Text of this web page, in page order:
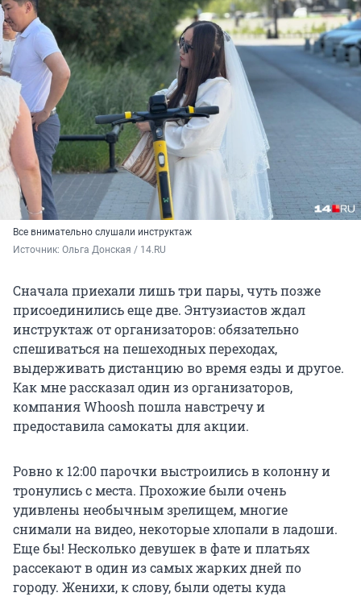
Все внимательно слушали инструктаж
Источник: Ольга Донская / 14.RU
Сначала приехали лишь три пары, чуть позже
присоединились еще две. Энтузиастов ждал
инструктаж от организаторов: обязательно
спешиваться на пешеходных переходах,
выдерживать дистанцию во время езды и другое.
Как мне рассказал один из организаторов,
компания Whoosh пошла навстречу и
предоставила самокаты для акции.
Ровно к 12:00 парочки выстроились в колонну и
тронулись с места. Прохожие были очень
удивлены необычным зрелищем, многие
снимали на видео, некоторые хлопали в ладоши.
Еще бы! Несколько девушек в фате и платьях
рассекают в один из самых жарких дней по
городу. Женихи, к слову, были одеты куда